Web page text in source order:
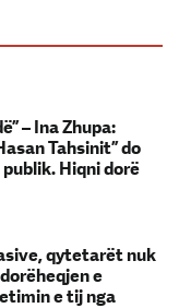
– Ina Zhupa:
Tahsinit” do
Hiqni dorë
qytetarët nuk
e
e tij nga